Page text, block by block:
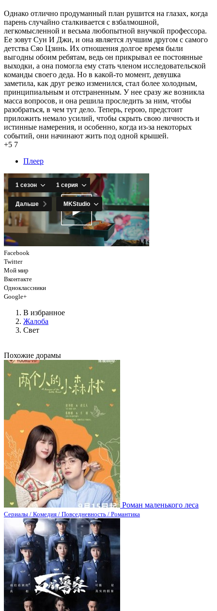
Однако отлично продуманный план рушится на глазах, когда
парень случайно сталкивается с взбалмошной,
легкомысленной и весьма любопытной внучкой профессора.
Ее зовут Сун И Джи, и она является лучшим другом с самого
детства Сяо Цзинь. Их отношения долгое время были
выгодны обоим ребятам, ведь он прикрывал ее постоянные
выходки, а она помогла ему стать членом исследовательской
команды своего деда. Но в какой-то момент, девушка
заметила, как друг резко изменился, стал более холодным,
принципиальным и отстраненным. У нее сразу же возникла
масса вопросов, и она решила проследить за ним, чтобы
разобраться, в чем тут дело. Теперь, герою, предстоит
приложить немало усилий, чтобы скрыть свою личность и
истинные намерения, и особенно, когда из-за некоторых
событий, они начинают жить под одной крышей.
+5 7
Плеер
Facebook
Twitter
Мой мир
Вконтакте
Одноклассники
Google+
В избранное
Жалоба
Свет
Похожие дорамы
Роман маленького леса
Сериалы / Комедия / Повседневность / Романтика